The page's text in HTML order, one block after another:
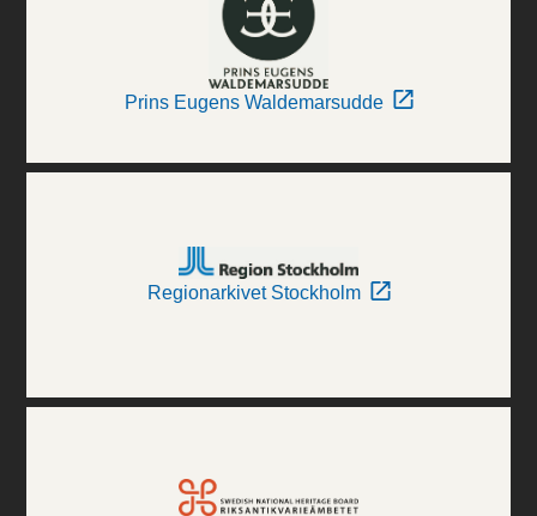
Prins Eugens Waldemarsudde
Regionarkivet Stockholm